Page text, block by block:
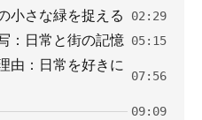
小さな緑を捉える 02:29
：日常と街の記憶 05:15
由：日常を好きに
07:56
09:09